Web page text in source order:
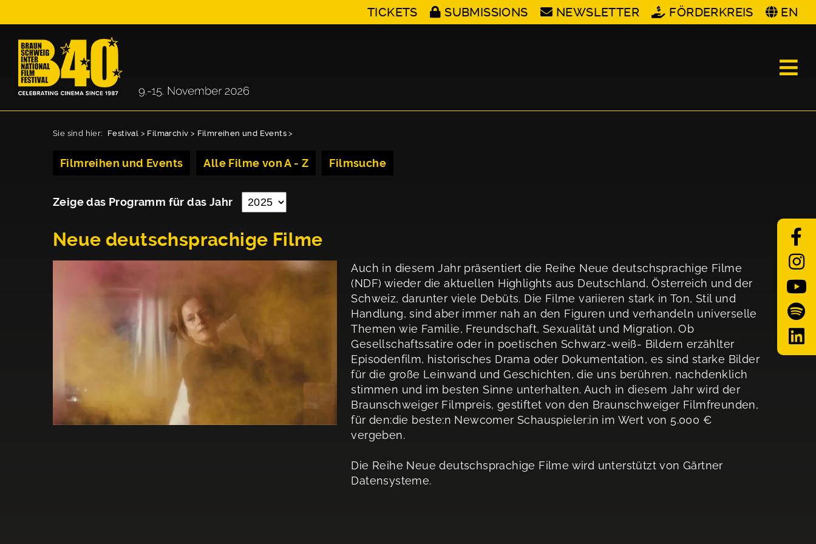
TICKETS SUBMISSIONS NEWSLETTER FÖRDERKREIS EN
Sie sind hier: Festival > Filmarchiv > Filmreihen und Events >
Filmreihen und Events Alle Filme von A - Z Filmsuche
Zeige das Programm für das Jahr
Neue deutschsprachige Filme
Auch in diesem Jahr präsentiert die Reihe Neue deutschsprachige Filme
(NDF) wieder die aktuellen Highlights aus Deutschland, Österreich und der
Schweiz, darunter viele Debüts. Die Filme variieren stark in Ton, Stil und
Handlung, sind aber immer nah an den Figuren und verhandeln universelle
Themen wie Familie, Freundschaft, Sexualität und Migration. Ob
Gesellschaftssatire oder in poetischen Schwarz-weiß- Bildern erzählter
Episodenfilm, historisches Drama oder Dokumentation, es sind starke Bilder
für die große Leinwand und Geschichten, die uns berühren, nachdenklich
stimmen und im besten Sinne unterhalten. Auch in diesem Jahr wird der
Braunschweiger Filmpreis, gestiftet von den Braunschweiger Filmfreunden,
für den:die beste:n Newcomer Schauspieler:in im Wert von 5.000 €
vergeben.
Die Reihe Neue deutschsprachige Filme wird unterstützt von Gärtner
Datensysteme.